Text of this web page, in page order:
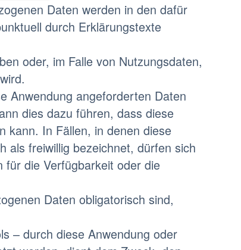
Daten werden in den dafür
durch Erklärungstexte
oder, im Falle von Nutzungsdaten,
Anwendung angeforderten Daten
dies dazu führen, dass diese
kann. In Fällen, in denen diese
als freiwillig bezeichnet, dürfen sich
die Verfügbarkeit oder die
Daten obligatorisch sind,
– durch diese Anwendung oder